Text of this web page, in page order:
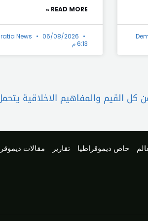
READ MORE »
News
06/08/2026
6:13 م
خاص ديموقراطيا تقارير مقالات